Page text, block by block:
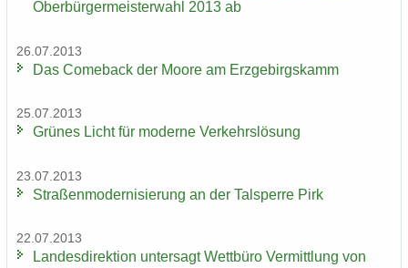
Ober­bür­ger­meis­ter­wahl 2013 ab
26.07.2013
Das Come­back der Moore am Erz­ge­birgs­kamm
25.07.2013
Grü­nes Licht für mo­der­ne Ver­kehrs­lö­sung
23.07.2013
Stra­ßen­mo­der­ni­sie­rung an der Tal­sper­re Pirk
22.07.2013
Lan­des­di­rek­ti­on un­ter­sagt Wett­bü­ro Ver­mitt­lung von